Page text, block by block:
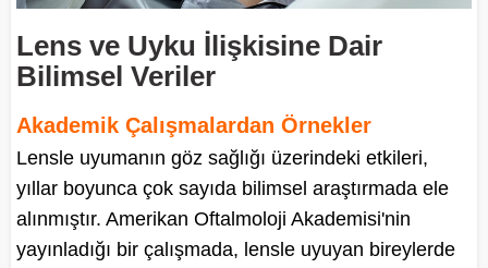
Lens ve Uyku İlişkisine Dair
Bilimsel Veriler
Akademik Çalışmalardan Örnekler
Lensle uyumanın göz sağlığı üzerindeki etkileri,
yıllar boyunca çok sayıda bilimsel araştırmada ele
alınmıştır. Amerikan Oftalmoloji Akademisi'nin
yayınladığı bir çalışmada, lensle uyuyan bireylerde